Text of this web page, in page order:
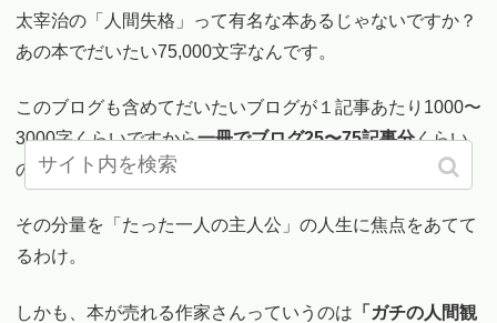
太宰治の「人間失格」って有名な本あるじゃないですか？
あの本でだいたい75,000文字なんです。
このブログも含めてだいたいブログが１記事あたり1000〜
3000字くらいですから一冊でブログ25〜75記事分くらい
の分量があります。
その分量を「たった一人の主人公」の人生に焦点をあてて
るわけ。
しかも、本が売れる作家さんっていうのは 「ガチの人間観